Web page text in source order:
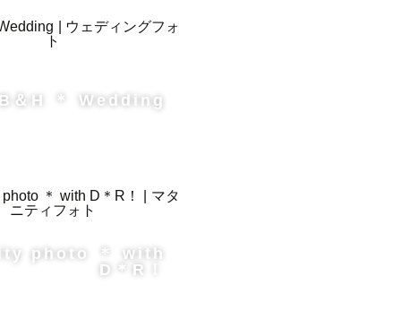
B＆H ＊ Wedding
photo ＊ with
D＊R！